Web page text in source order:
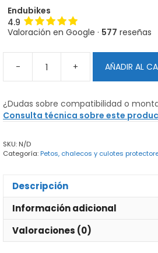
Endubikes
4.9
Valoración en Google · 577 reseñas
-
Peto
Protector
Lee
Designs
Flex
+ AÑADIR AL
¿Dudas sobre compatibilidad o
Consulta técnica sobre este
SKU: N/D
Categoría:Petos, chalecos y culotes
Descripción
Información adicional
Valoraciones (0)